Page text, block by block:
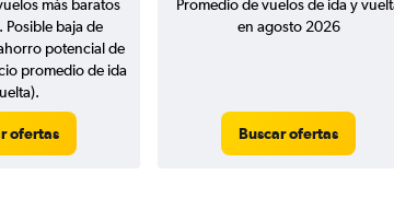
más baratos
baja de
potencial de
promedio de ida
ofertas
Promedio de vuelos de ida y
en agosto 2026
Buscar ofertas